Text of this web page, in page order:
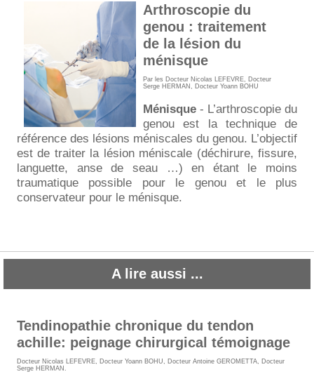
Arthroscopie du
genou : traitement
de la lésion du
ménisque
Par les Docteur Nicolas LEFEVRE
Docteur
Serge HERMAN
, Docteur Yoann BOHU
Ménisque - L’arthroscopie du
genou est la technique de
référence des lésions méniscales du genou. L’objectif
est de traiter la lésion méniscale (déchirure, fissure,
languette, anse de seau …) en étant le moins
traumatique possible pour le genou et le plus
conservateur pour le ménisque.
A lire aussi ...
Tendinopathie chronique du tendon
achille: peignage chirurgical témoignage
Docteur Nicolas LEFEVRE Docteur Yoann BOHU Docteur Antoine GEROMETTA
Docteur
Serge HERMAN